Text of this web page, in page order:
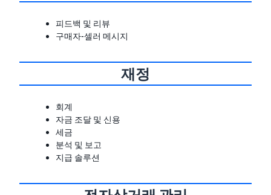
피드백 및 리뷰
구매자-셀러 메시지
재정
회계
자금 조달 및 신용
세금
분석 및 보고
지급 솔루션